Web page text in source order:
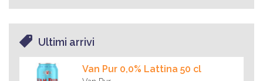
Ultimi arrivi
Van Pur 0,0% Lattina 50 cl